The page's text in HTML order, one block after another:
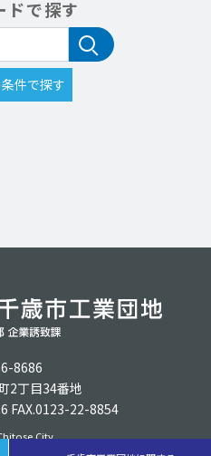
ドで探す
8686
2丁目34番地
FAX.0123-22-8854
City